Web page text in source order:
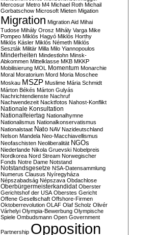
Mercosur Metro M4 Michael Roth Michail
Gorbatschow Microsoft Mieten Migation
Migration Migration Aid Mihai
Tudose Mihály Orosz Mihály Varga Mike
Pompeo Miklós Hagyó Miklós Horthy
Miklós Kásler Miklós Németh Miklós
Seszták Militär Milla Milo Yiannopoulos
Minderheiten Mindestlohn Minsk-
Abkommen Mittelklasse MKB MKKP
Mobilisierung MOL Momentum Monarchie
Moral Moratorium Mord Moria Moschee
Moskau MSZP Muslime Mária Schmidt
Márton Békés Márton Gulyás
Nachrichtendienste Nachruf
Nachwendezeit Nacktfotos Nahost-Konflikt
Nationale Konsultation
Nationalfeiertag Nationalhymne
Nationalismus Nationalkonservatismus
Nationalstaat Nato NAV Nazideutschland
Nelson Mandela Neo-Macchiavellismus
Neofaschisten Neoliberalität NGOs
Niederlande Nikola Gruevski Nobelpreis
Nordkorea Nord Stream Norwegischer
Fonds Notre Dame Notstand
Notstandsgesetze NSA-Datensammlung
Numerus Clausus Nyíregyháza
Népszabadság Népszava Obdachlose
Oberbürgermeisterkandidat Oberster
Gerichtshof der USA Oberstes Gericht
Offene Gesellschaft Offshore-Firmen
Oktoberrevolution OLAF Olaf Scholz Olivér
Várhelyi Olympia-Bewerbung Olympische
Spiele Ombudsmann Open Government
Partnership Opposition